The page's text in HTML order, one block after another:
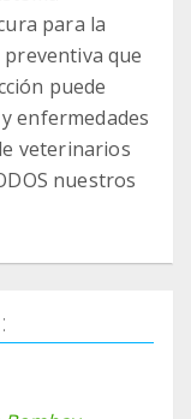
para la
que
puede
enfermedades
veterinarios
nuestros